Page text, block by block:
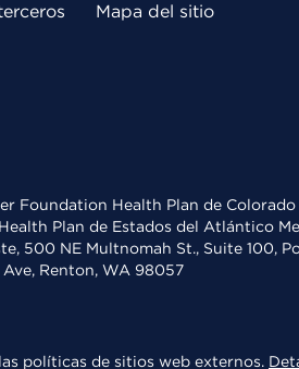
Mapa del sitio
Foundation Health Plan de Colorado
Plan de Estados del Atlántico
500 NE Multnomah St., Suite 100,
Renton, WA 98057
políticas de sitios web externos.